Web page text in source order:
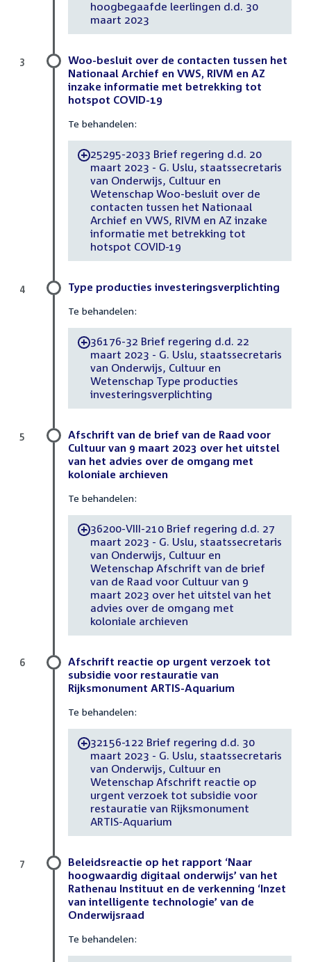
hoogbegaafde leerlingen d.d. 30
maart 2023
Woo-besluit over de contacten tussen het
Nationaal Archief en VWS, RIVM en AZ
inzake informatie met betrekking tot
hotspot COVID-19
Te behandelen:
-25295-2033 Brief regering d.d. 20
maart 2023 - G. Uslu, staatssecretaris
van Onderwijs, Cultuur en
Wetenschap Woo-besluit over de
contacten tussen het Nationaal
Archief en VWS, RIVM en AZ inzake
informatie met betrekking tot
hotspot COVID-19
3
Type producties investeringsverplichting
Te behandelen:
-36176-32 Brief regering d.d. 22
maart 2023 - G. Uslu, staatssecretaris
van Onderwijs, Cultuur en
Wetenschap Type producties
investeringsverplichting
4
Afschrift van de brief van de Raad voor
Cultuur van 9 maart 2023 over het uitstel
van het advies over de omgang met
koloniale archieven
Te behandelen:
-36200-VIII-210 Brief regering d.d. 27
maart 2023 - G. Uslu, staatssecretaris
van Onderwijs, Cultuur en
Wetenschap Afschrift van de brief
van de Raad voor Cultuur van 9
maart 2023 over het uitstel van het
advies over de omgang met
koloniale archieven
5
Afschrift reactie op urgent verzoek tot
subsidie voor restauratie van
Rijksmonument ARTIS-Aquarium
Te behandelen:
-32156-122 Brief regering d.d. 30
maart 2023 - G. Uslu, staatssecretaris
van Onderwijs, Cultuur en
Wetenschap Afschrift reactie op
urgent verzoek tot subsidie voor
restauratie van Rijksmonument
ARTIS-Aquarium
6
Beleidsreactie op het rapport ‘Naar
hoogwaardig digitaal onderwijs’ van het
Rathenau Instituut en de verkenning ‘Inzet
van intelligente technologie’ van de
Onderwijsraad
Te behandelen:
7